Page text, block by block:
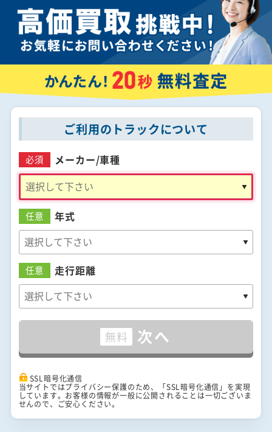
ご利用のトラックについて
必須 メーカー/車種
任意 年式
任意 走行距離
無料 次へ
SSL暗号化通信
当サイトではプライバシー保護のため、「SSL暗号化通信」を実現
しています。お客様の情報が一般に公開されることは一切ございま
せんので、ご安心ください。